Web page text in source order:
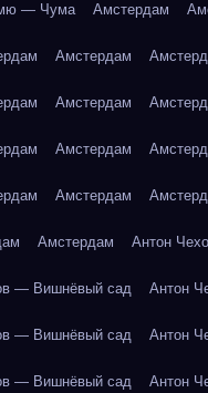
— Чума Амстердам
Амстердам
Амстердам
Амстердам
Амстердам
Амстердам Антон
— Вишнёвый сад Антон
— Вишнёвый сад Антон
— Вишнёвый сад Антон